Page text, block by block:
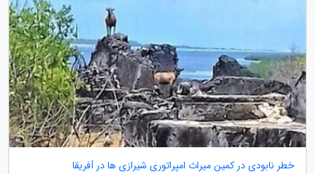
خطر نابودی در کمین میراث امپراتوری شیرازی ها در آفریقا